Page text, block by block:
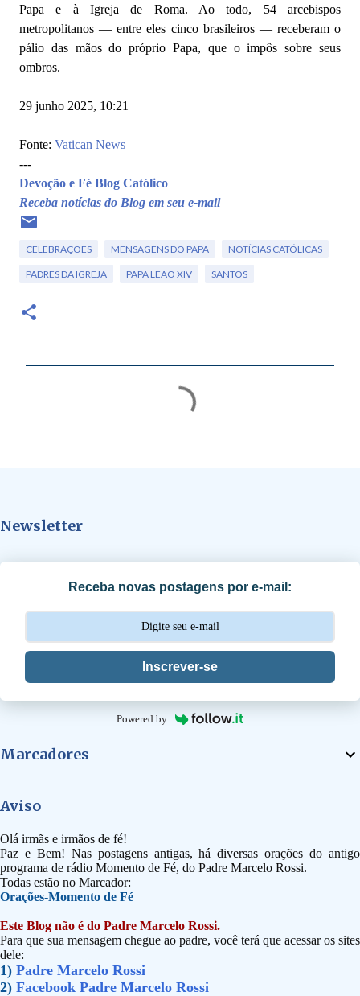
Papa e à Igreja de Roma. Ao todo, 54 arcebispos
metropolitanos — entre eles cinco brasileiros — receberam o
pálio das mãos do próprio Papa, que o impôs sobre seus
ombros.
29 junho 2025, 10:21
Fonte: Vatican News
---
Devoção e Fé Blog Católico
Receba notícias do Blog em seu e-mail
CELEBRAÇÕES MENSAGENS DO PAPA NOTÍCIAS CATÓLICAS
PADRES DA IGREJA PAPA LEÃO XIV SANTOS
á
s
Newsletter
Receba novas postagens por e-mail:
Inscrever-se
Powered by
Marcadores
Aviso
Olá irmãs e irmãos de fé!
Paz e Bem! Nas postagens antigas, há diversas orações do antigo
programa de rádio Momento de Fé, do Padre Marcelo Rossi.
Todas estão no Marcador:
Orações-Momento de Fé
Este Blog não é do Padre Marcelo Rossi.
Para que sua mensagem chegue ao padre, você terá que acessar os sites
dele:
1) Padre Marcelo Rossi
2) Facebook Padre Marcelo Rossi